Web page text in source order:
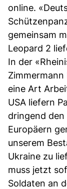
online.
gemeinsam
Leopard 2
In der
eine Art
USA liefern
dringend
Europäern
unserem
Ukraine zu
muss jetzt
Soldaten an